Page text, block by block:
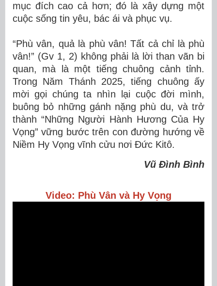
mục đích cao cả hơn; đó là xây dựng một
cuộc sống tin yêu, bác ái và phục vụ.
“Phù vân, quả là phù vân! Tất cả chỉ là phù
vân!” (Gv 1, 2) không phải là lời than vãn bi
quan, mà là một tiếng chuông cảnh tỉnh.
Trong Năm Thánh 2025, tiếng chuông ấy
mời gọi chúng ta nhìn lại cuộc đời mình,
buông bỏ những gánh nặng phù du, và trở
thành“Những Người Hành Hương Của Hy
Vọng” vững bước trên con đường hướng về
Niềm Hy Vọng vĩnh cửu nơi Đức Kitô.
Vũ Đình Bình
Video: Phù Vân và Hy Vọng